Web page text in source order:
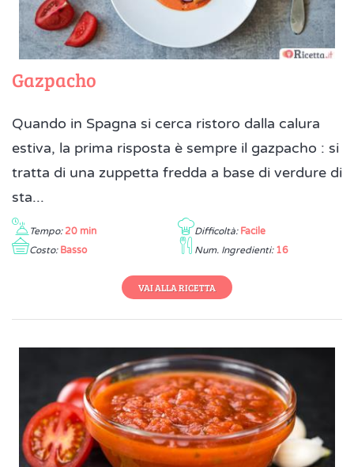
Gazpacho
Quando in Spagna si cerca ristoro dalla calura
estiva, la prima risposta è sempre il gazpacho : si
tratta di una zuppetta fredda a base di verdure di
sta...
Tempo: 20 min Difficoltà: Facile
Costo: Basso Num. Ingredienti: 16
VAI ALLA RICETTA